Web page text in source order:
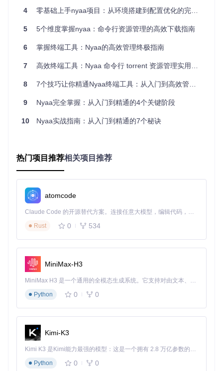
git clone
安装Go依赖：
配置数据库：
mysql -u root -p -e "CREATE DATABASE nyaa DEFAULT
💡提示：如果你的开发环境中已经安装了Docker，可以使用
项目提供的docker-compose配置快速搭建完整环境。
快速上手流程
config.yml：主配置文件
default_config.yml
sukebei.yml
：特定环境配置
server.port
database.host
数据库主机地址
必配
database.user
数据库用户名
4 零基础上手nyaa项目：从环境搭建到配置优化的完整指南
5 5个维度掌握nyaa：命令行资源管理的高效下载指南
6 掌握终端工具：Nyaa的高效管理终极指南
7 高效终端工具：Nyaa 命令行 torrent 资源管理实用指南
8 7个技巧让你精通Nyaa终端工具：从入门到高效管理torrent资源
9 Nyaa完全掌握：从入门到精通的4个关键阶段
10 Nyaa实战指南：从入门到精通的7个秘诀
热门项目推荐相关项目推荐
atomcode
Claude Code 的开源替代方案。连接任意大模型，编辑代码，运行命令，自动验证 — 全自动执行。用 Rust 构建，极致性能。 ｜ An open-source alternative to Claude Code. Connect any LLM, edit code, run commands, and verify changes — autonomously. Built in Rust for speed. Get Started
Rust
0 534
MiniMax-H3
MiniMax H3 是一个通用的全模态生成系统。它支持对由文本、图像、视频和音频组成的多模态上下文进行统一理解，并能生成分辨率高达 2K、时长可达 15 秒的带原生立体声音频的视频。得益于面向任务泛化的系统设计，H3 在预训练阶段就已具备广泛的多模态上下文理解与生成能力，能够出色地执行复杂的多模态指令。
Python
0 0
Kimi-K3
Kimi K3 是Kimi能力最强的模型：这是一个拥有 2.8 万亿参数的混合专家（MoE）模型，具备原生视觉理解能力，并支持 100 万 token 的上下文窗口。
Python
0 0